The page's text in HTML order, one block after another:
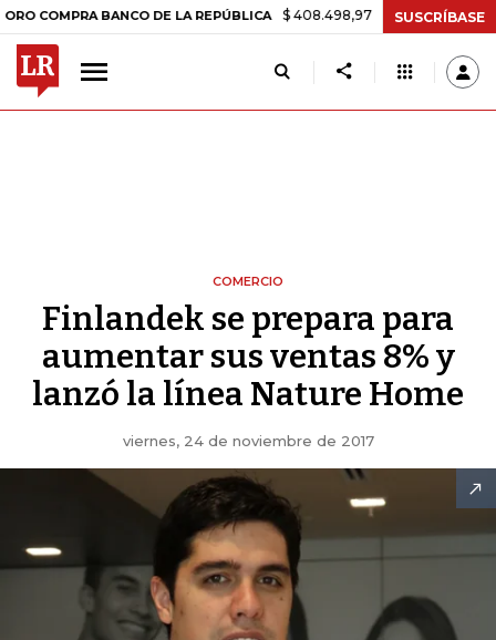
BANCO DE LA REPÚBLICA $ 408.498,97 +$ 8.753,81 +2,19%
SUSCRÍBASE
COMERCIO
Finlandek se prepara para
aumentar sus ventas 8% y
lanzó la línea Nature Home
viernes, 24 de noviembre de 2017